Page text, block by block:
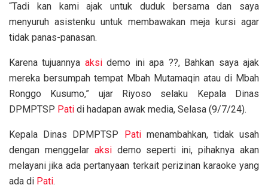
“Tadi kan kami ajak untuk duduk bersama dan saya
menyuruh asistenku untuk membawakan meja kursi agar
tidak panas-panasan.
Karena tujuannya aksidemo ini apa ??, Bahkan saya ajak
mereka bersumpah tempat Mbah Mutamaqin atau di Mbah
Ronggo Kusumo,” ujar Riyoso selaku Kepala Dinas
DPMPTSP Pati di hadapan awak media, Selasa (9/7/24).
Kepala Dinas DPMPTSP Patimenambahkan, tidak usah
dengan menggelar aksidemo seperti ini, pihaknya akan
melayani jika ada pertanyaan terkait perizinan karaoke yang
ada di Pati.